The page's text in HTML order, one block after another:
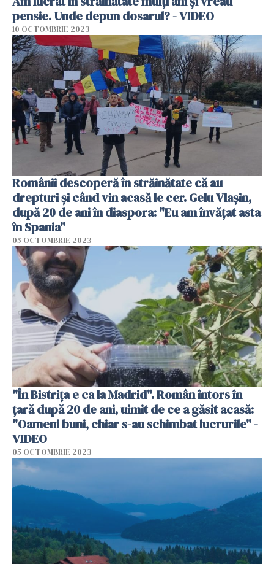
pensie. Unde depun dosarul? - VIDEO
10 OCTOMBRIE 2023
Românii descoperă în străinătate că au
drepturi și când vin acasă le cer. Gelu Vlașin,
după 20 de ani în diaspora: "Eu am învățat asta
în Spania"
05 OCTOMBRIE 2023
"În Bistrița e ca la Madrid". Român întors în
țară după 20 de ani, uimit de ce a găsit acasă:
"Oameni buni, chiar s-au schimbat lucrurile" -
VIDEO
05 OCTOMBRIE 2023